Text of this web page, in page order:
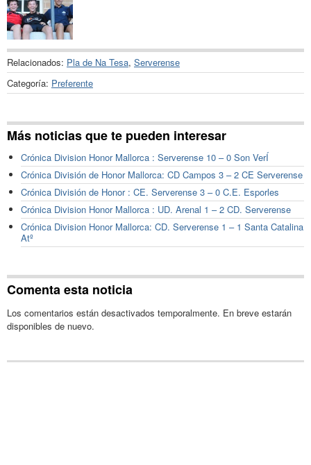
Relacionados: Pla de Na Tesa, Serverense
Categoría: Preferente
Más noticias que te pueden interesar
Crónica Division Honor Mallorca : Serverense 10 – 0 Son VerÍ
Crónica División de Honor Mallorca: CD Campos 3 – 2 CE Serverense
Crónica División de Honor : CE. Serverense 3 – 0 C.E. Esporles
Crónica Division Honor Mallorca : UD. Arenal 1 – 2 CD. Serverense
Crónica Division Honor Mallorca: CD. Serverense 1 – 1 Santa Catalina
Atº
Comenta esta noticia
Los comentarios están desactivados temporalmente. En breve estarán
disponibles de nuevo.